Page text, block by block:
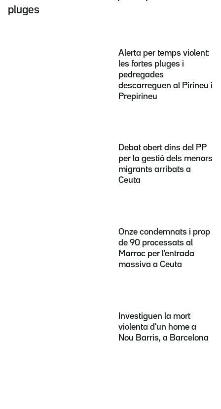
pluges
Alerta per temps violent:
les fortes pluges i
pedregades
descarreguen al Pirineu i
Prepirineu
Debat obert dins del PP
per la gestió dels menors
migrants arribats a
Ceuta
Onze condemnats i prop
de 90 processats al
Marroc per l'entrada
massiva a Ceuta
Investiguen la mort
violenta d'un home a
Nou Barris, a Barcelona